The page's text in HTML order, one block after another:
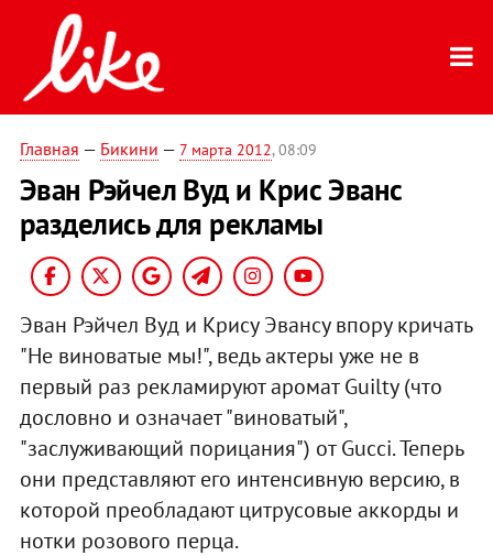
Главная — Бикини — 7 марта 2012, 08:09
Эван Рэйчел Вуд и Крис Эванс
разделись для рекламы
Эван Рэйчел Вуди Крису Эвансу впору кричать
"Не виноватые мы!", ведь актеры уже не в
первый раз рекламируютаромат Guilty (что
дословно и означает "виноватый",
"заслуживающий порицания") от Gucci. Теперь
они представляют его интенсивную версию, в
которой преобладают цитрусовые аккорды и
нотки розового перца.